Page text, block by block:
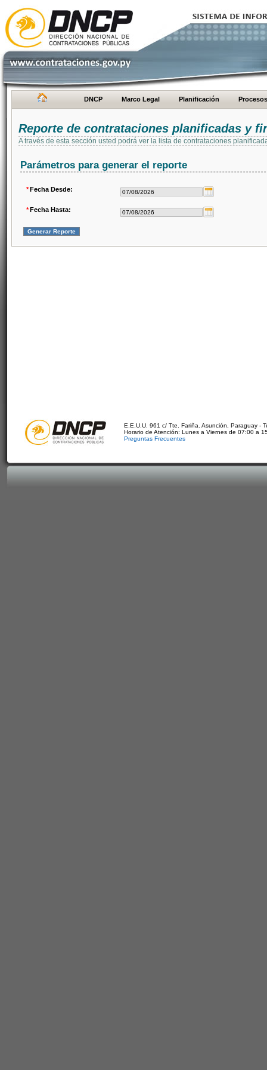
DNCP Marco Legal Planificación Procesos
Reporte de contrataciones planificadas y
A través de esta sección usted podrá ver la lista de contrataciones
Parámetros para generar el reporte
*Fecha Desde:
*Fecha Hasta:
E.E.U.U. 961 c/ Tte. Fariña. Asunción, Paraguay -
Horario de Atención: Lunes a Viernes de 07:00 a
Preguntas Frecuentes